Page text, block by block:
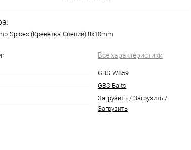
Spices (Креветка-Специи) 8x10mm
Все характеристики
GBS-W859
GBS Baits
Загрузить / Загрузить /
Загрузить